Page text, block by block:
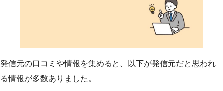
発信元の口コミや情報を集めると、以下が発信元だと思われ
る情報が多数ありました。